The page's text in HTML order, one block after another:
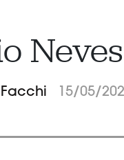
15/05/